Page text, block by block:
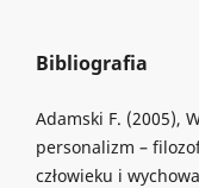
Bibliografia
Adamski F. (2005),
personalizm –
człowieku i